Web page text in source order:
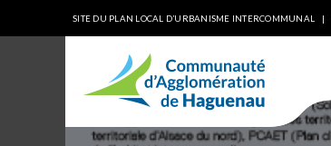
SITE DU PLAN LOCAL D’URBANISME INTERCOMMUNAL